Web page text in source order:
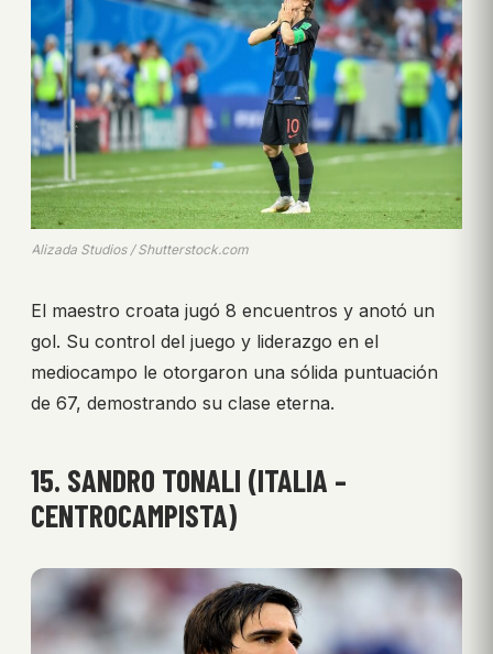
Alizada Studios / Shutterstock.com
El maestro croata jugó 8 encuentros y anotó un
gol. Su control del juego y liderazgo en el
mediocampo le otorgaron una sólida puntuación
de 67, demostrando su clase eterna.
15. SANDRO TONALI (ITALIA –
CENTROCAMPISTA)